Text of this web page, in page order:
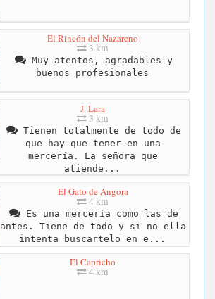
El Rincón del Nazareno
3 km
Muy atentos, agradables y
buenos profesionales
J. Lara
3 km
Tienen totalmente de todo de
que hay que tener en una
mercería. La señora que
atiende...
El Gato de Angora
4 km
Es una mercería como las de
antes. Tiene de todo y si no ella
intenta buscartelo en e...
El Capricho
4 km